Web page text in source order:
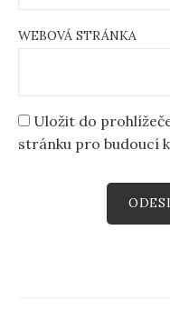
WEBOVÁ STRÁNKA
Uložit do
stránku pro budoucí